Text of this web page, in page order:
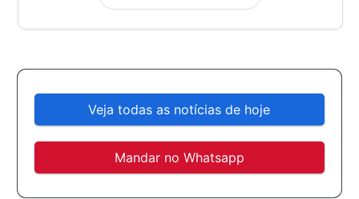
Veja todas as notícias de hoje
Mandar no Whatsapp